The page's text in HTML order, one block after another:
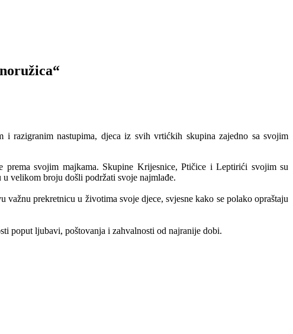
razigranim nastupima, djeca iz svih vrtićkih skupina zajedno sa svojim
prema svojim majkama. Skupine Krijesnice, Ptičice i Leptirići svojim su
velikom broju došli podržati svoje najmlađe.
prekretnicu u životima svoje djece, svjesne kako se polako opraštaju
poput ljubavi, poštovanja i zahvalnosti od najranije dobi.